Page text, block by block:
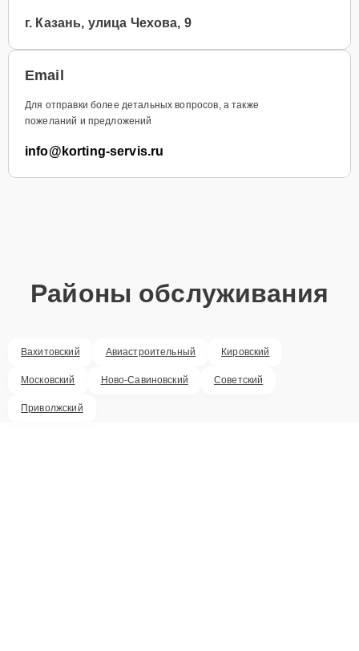
г. Казань, улица Чехова, 9
Email
Для отправки более детальных вопросов, а также
пожеланий и предложений
info@korting-servis.ru
Районы обслуживания
Вахитовский Авиастроительный Кировский
Московский Ново-Савиновский Советский
Приволжский